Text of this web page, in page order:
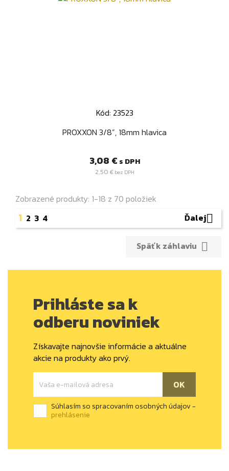
Kód: 23523
PROXXON 3/8”, 18mm hlavica
Cena
3,08 € s DPH
2,50 €bez DPH
Zobrazené produkty: 1-18 z 70 položiek
1 2 3 4 Ďalej
Späť k záhlaviu 
Prihláste sa k
odberu noviniek
Získavajte najnovšie informácie a aktuálne
akcie na produkty ako prvý.
Súhlasím so spracovaním osobných údajov -
prehlásenie